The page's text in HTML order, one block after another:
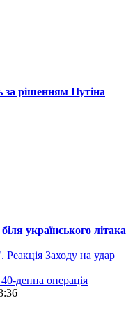
за рішенням Путіна
українського літака
Заходу на удар
денна операція